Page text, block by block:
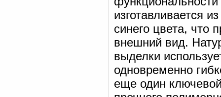
изготавливается
синего цвета, что
внешний вид.
выделки
одновременно
еще один